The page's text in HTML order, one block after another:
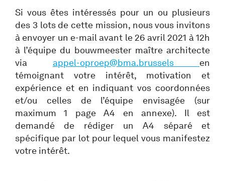
Si vous êtes intéressés pour un ou plusieurs
des 3 lots de cette mission, nous vous invitons
à envoyer un e-mail avant le 26 avril 2021 à 12h
à l’équipe du bouwmeester maître architecte
via appel-oproep@bma.brussels en
témoignant votre intérêt, motivation et
expérience et en indiquant vos coordonnées
et/ou celles de l’équipe envisagée (sur
maximum 1 page A4 en annexe). Il est
demandé de rédiger un A4 séparé et
spécifique par lot pour lequel vous manifestez
votre intérêt.